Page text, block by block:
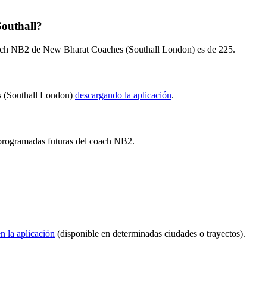
NB2 de New Bharat Coaches (Southall London) es de 225.
(Southall London) descargando la aplicación.
futuras del coach NB2.
la aplicación (disponible en determinadas ciudades o trayectos).